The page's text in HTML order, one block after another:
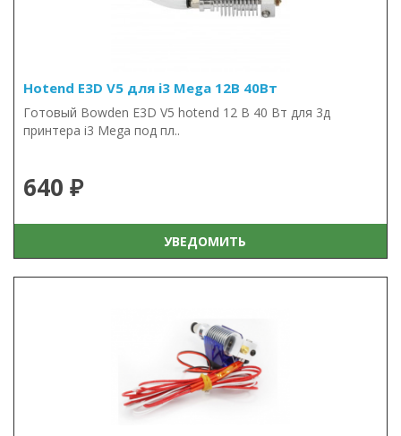
Hotend E3D V5 для i3 Mega 12В 40Вт
Готовый Bowden E3D V5 hotend 12 В 40 Вт для 3д
принтера i3 Mega под пл..
640 ₽
УВЕДОМИТЬ